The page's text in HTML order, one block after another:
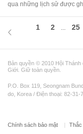
qua những lịch sử được
1 2 25
Bản quyền © 2010 Hội
Giới. Giữ toàn quyền.
P.O. Box 119, Seongnam
do, Korea / Điện thoại: 82-
Chính sách bảo mật Thắc